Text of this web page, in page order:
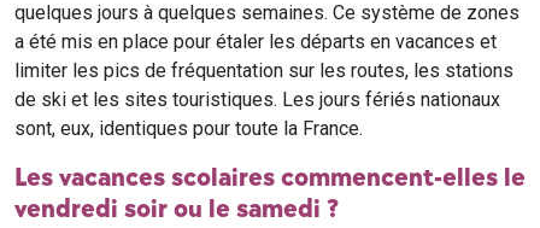
quelques jours à quelques semaines. Ce système de zones
a été mis en place pour étaler les départs en vacances et
limiter les pics de fréquentation sur les routes, les stations
de ski et les sites touristiques. Les jours fériés nationaux
sont, eux, identiques pour toute la France.
Les vacances scolaires commencent-elles le
vendredi soir ou le samedi ?